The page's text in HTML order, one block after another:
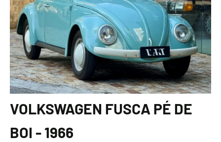
VOLKSWAGEN FUSCA PÉ DE
BOI - 1966